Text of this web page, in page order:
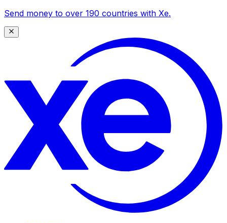
Send money to over 190 countries with Xe.